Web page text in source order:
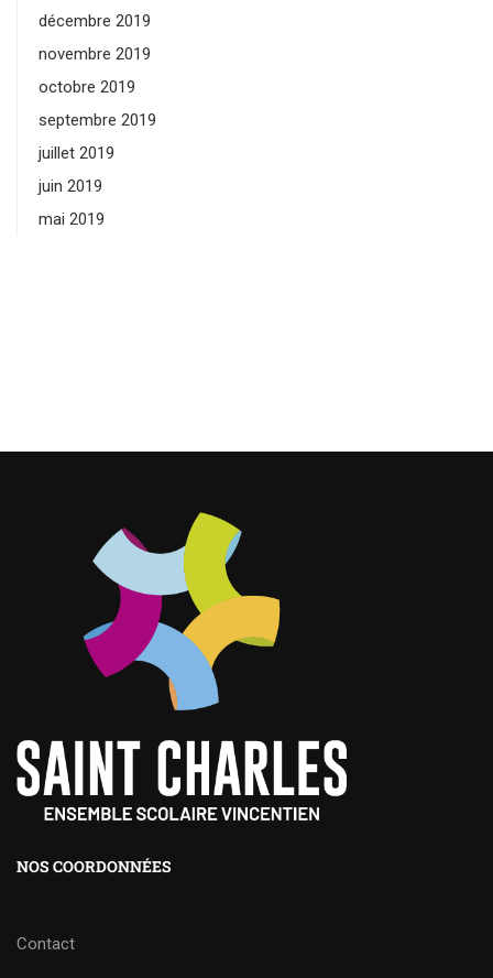
décembre 2019
novembre 2019
octobre 2019
septembre 2019
juillet 2019
juin 2019
mai 2019
NOS COORDONNÉES
Contact